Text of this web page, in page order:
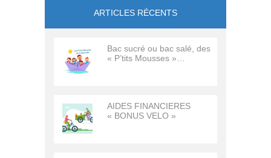
ARTICLES RÉCENTS
Bac sucré ou bac salé, des
« P’tits Mousses »…
AIDES FINANCIERES
« BONUS VELO »